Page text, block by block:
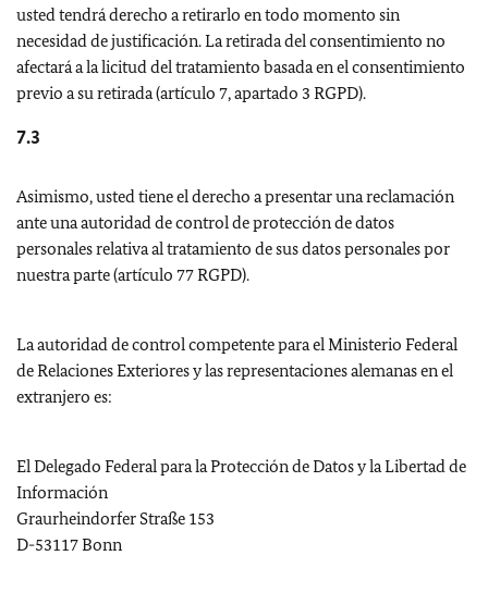
usted tendrá derecho a retirarlo en todo momento sin
necesidad de justificación. La retirada del consentimiento no
afectará a la licitud del tratamiento basada en el consentimiento
previo a su retirada (artículo 7, apartado 3 RGPD).
7.3
Asimismo, usted tiene el derecho a presentar una reclamación
ante una autoridad de control de protección de datos
personales relativa al tratamiento de sus datos personales por
nuestra parte (artículo 77 RGPD).
La autoridad de control competente para el Ministerio Federal
de Relaciones Exteriores y las representaciones alemanas en el
extranjero es:
El Delegado Federal para la Protección de Datos y la Libertad de
Información
Graurheindorfer Straße 153
D-53117Bonn